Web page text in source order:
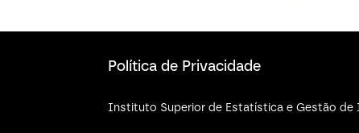
Política de Privacidade
Instituto Superior de Estatística e Gestão